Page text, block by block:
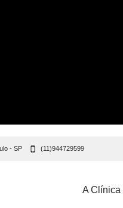
- SP (11)944729599
A Clínica